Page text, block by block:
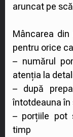
aruncat pe
Mâncarea
pentru orice
– numărul
atenția la
– după
întotdeauna
– porțiile pot
timp